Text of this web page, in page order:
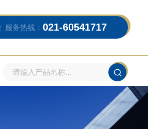
服务热线： 021-60541717